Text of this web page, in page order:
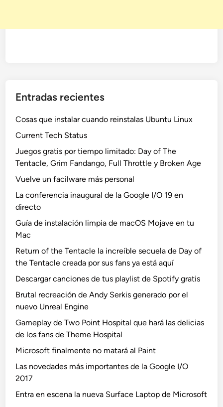
Entradas recientes
Cosas que instalar cuando reinstalas Ubuntu Linux
Current Tech Status
Juegos gratis por tiempo limitado: Day of The
Tentacle, Grim Fandango, Full Throttle y Broken Age
Vuelve un facilware más personal
La conferencia inaugural de la Google I/O 19 en
directo
Guía de instalación limpia de macOS Mojave en tu
Mac
Return of the Tentacle la increíble secuela de Day of
the Tentacle creada por sus fans ya está aquí
Descargar canciones de tus playlist de Spotify gratis
Brutal recreación de Andy Serkis generado por el
nuevo Unreal Engine
Gameplay de Two Point Hospital que hará las delicias
de los fans de Theme Hospital
Microsoft finalmente no matará al Paint
Las novedades más importantes de la Google I/O
2017
Entra en escena la nueva Surface Laptop de Microsoft